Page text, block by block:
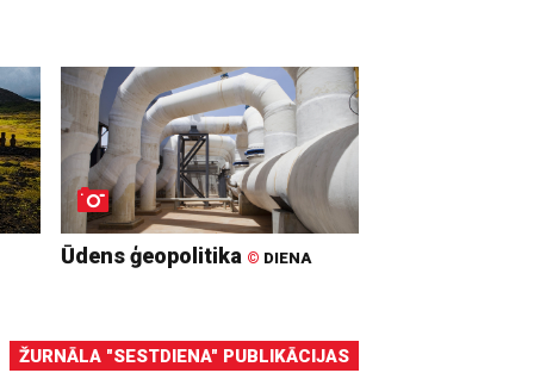
Ūdens ģeopolitika © DIENA
ŽURNĀLA "SESTDIENA" PUBLIKĀCIJAS